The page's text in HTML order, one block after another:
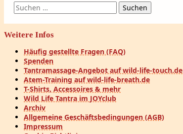
Suchen
nach:
Weitere Infos
Häufig gestellte Fragen (FAQ)
Spenden
Tantramassage-Angebot auf wild-life-touch.de
Atem-Training auf wild-life-breath.de
T-Shirts, Accessoires & mehr
Wild Life Tantra im JOYclub
Archiv
Allgemeine Geschäftsbedingungen (AGB)
Impressum